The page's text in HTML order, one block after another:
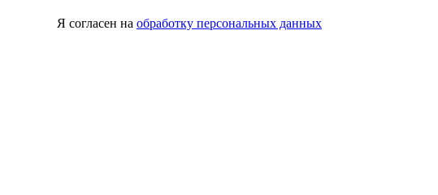
Я согласен на обработку персональных данных